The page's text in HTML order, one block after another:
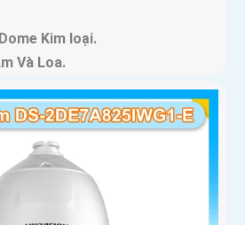
Dome Kim loại.
Và Loa.